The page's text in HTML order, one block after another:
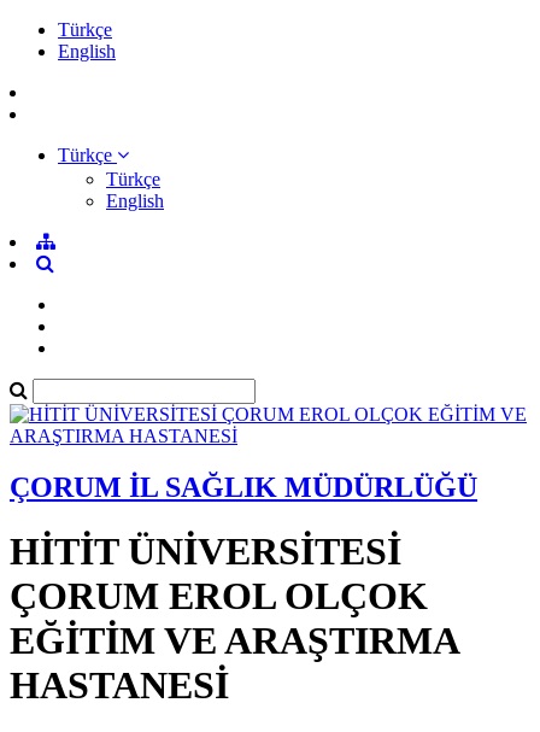
Türkçe
English
Türkçe
Türkçe
English
ÇORUM İL SAĞLIK MÜDÜRLÜĞÜ
HİTİT ÜNİVERSİTESİ
ÇORUM EROL OLÇOK
EĞİTİM VE ARAŞTIRMA
HASTANESİ